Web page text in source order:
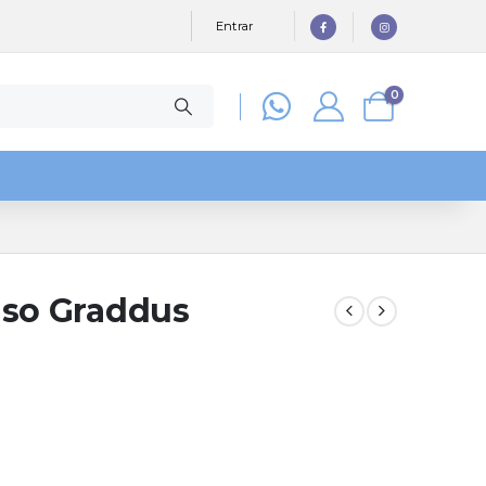
Entrar
0
Graddus